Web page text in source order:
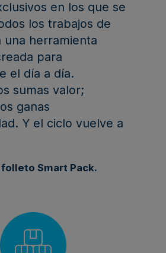
en los que se
los trabajos de
una herramienta
para
el día a día.
sumas valor;
ganas
Y el ciclo vuelve a
Smart Pack.